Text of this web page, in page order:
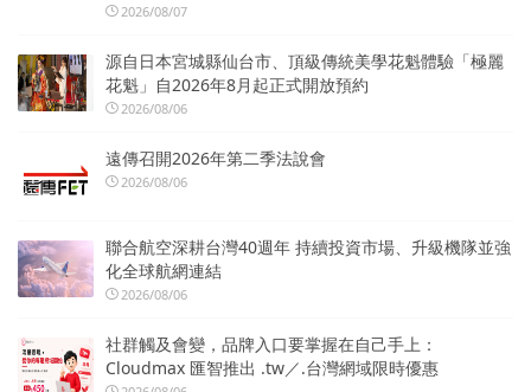
2026/08/07
源自日本宮城縣仙台市、頂級傳統美學花魁體驗「極麗
花魁」自2026年8月起正式開放預約
2026/08/06
遠傳召開2026年第二季法說會
2026/08/06
聯合航空深耕台灣40週年 持續投資市場、升級機隊並強
化全球航網連結
2026/08/06
社群觸及會變，品牌入口要掌握在自己手上：
Cloudmax 匯智推出 .tw／.台灣網域限時優惠